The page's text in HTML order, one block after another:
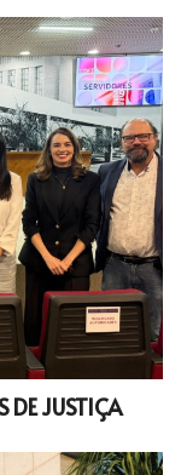
DE JUSTIÇA